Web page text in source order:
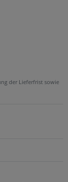
der Lieferfrist sowie